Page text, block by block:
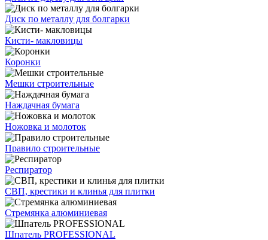
Диск по металлу для болгарки
Кисти- макловицы
Коронки
Мешки строительные
Наждачная бумага
Ножовка и молоток
Правило строительные
Респиратор
СВП, крестики и клинья для плитки
Стремянка алюминиевая
Шпатель PROFESSIONAL